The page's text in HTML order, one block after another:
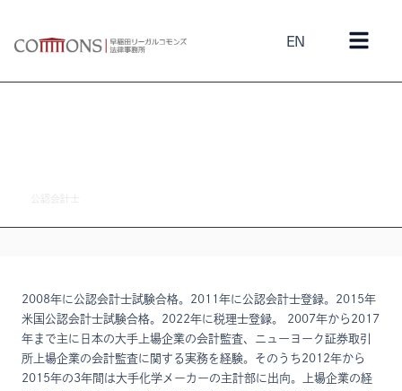
EN
公認会計士
2008年に公認会計士試験合格。2011年に公認会計士登録。2015年
米国公認会計士試験合格。2022年に税理士登録。 2007年から2017
年まで主に日本の大手上場企業の会計監査、ニューヨーク証券取引
所上場企業の会計監査に関する実務を経験。そのうち2012年から
2015年の3年間は大手化学メーカーの主計部に出向。上場企業の経